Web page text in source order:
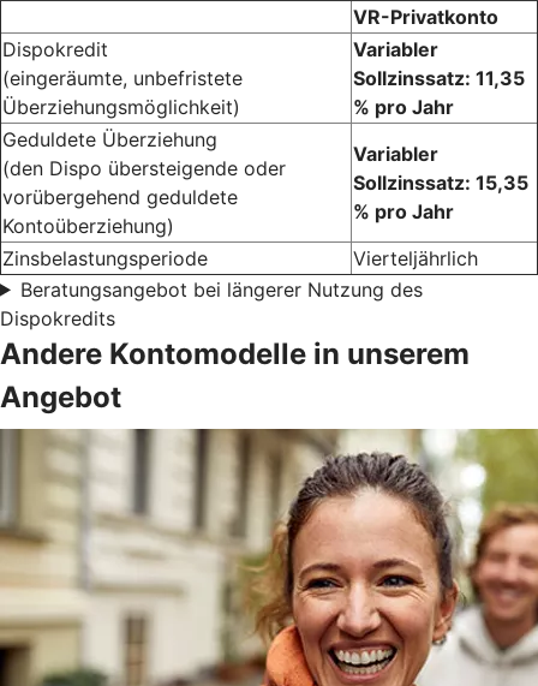
VR-Privatkonto
Dispokredit
(eingeräumte, unbefristete
Überziehungsmöglichkeit)
Variabler
Sollzinssatz: 11,35
% pro Jahr
Geduldete Überziehung
(den Dispo übersteigende oder
vorübergehend geduldete
Kontoüberziehung)
Variabler
Sollzinssatz: 15,35
% pro Jahr
Zinsbelastungsperiode
Vierteljährlich
Beratungsangebot bei längerer Nutzung des
Dispokredits
Andere Kontomodelle in unserem
Angebot